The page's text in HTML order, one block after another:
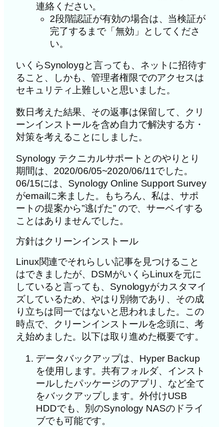
連絡ください。
2段階認証が有効の場合は、当検証が
完了するまで「無効」としてくださ
い。
いくらSynoloygと言っても、ネットに招待す
ること、しかも、管理者権限でのアクセスは
セキュリティ上難しいと思いました。
数日考えた結果、その返事は保留して、クリ
ーンインストールを含め自力で解決する方・
対策を考えることにしました。
Synology テクニカルサポートとのやりとり
期間は、2020/06/05~2020/06/11でした。
06/15には、Synology Online Support Survey
がemailに来ました。もちろん、私は、サポ
ートの提案から”逃げた” ので、サーベイする
ことはありませんでした。
方針はクリーンインストール
Linux関連でそれらしい記事を見つけること
はできましたが、DSMがいくらLinuxを元に
していると言っても、Synologyがカスタマイ
ズしているため、やはり別物であり、その成
り立ちは同一ではないと思われました。この
時点で、クリーンインストールを念頭に、考
え始めました。以下は取り進めた概要です。
データバックアップは、Hyper Backup
を使用します。共有フォルダ、インスト
ールしたパッケージのアプリ、など全て
をバックアップします。外付けUSB
HDDでも、別のSynology NASのドライ
ブでも可能です。